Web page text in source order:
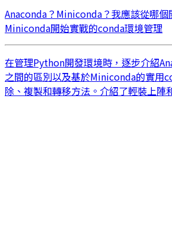
Anaconda？Miniconda？我應該從哪個
Miniconda開始實戰的conda環境管理
在管理Python開發環境時，逐步介紹
之間的區別以及基於Miniconda的實用
除、複製和轉移方法。介紹了輕裝上陣